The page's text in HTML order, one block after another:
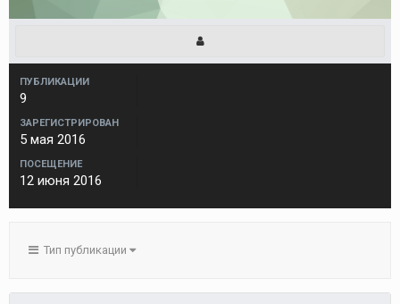
ПУБЛИКАЦИИ
9
ЗАРЕГИСТРИРОВАН
5 мая 2016
ПОСЕЩЕНИЕ
12 июня 2016
Тип публикации